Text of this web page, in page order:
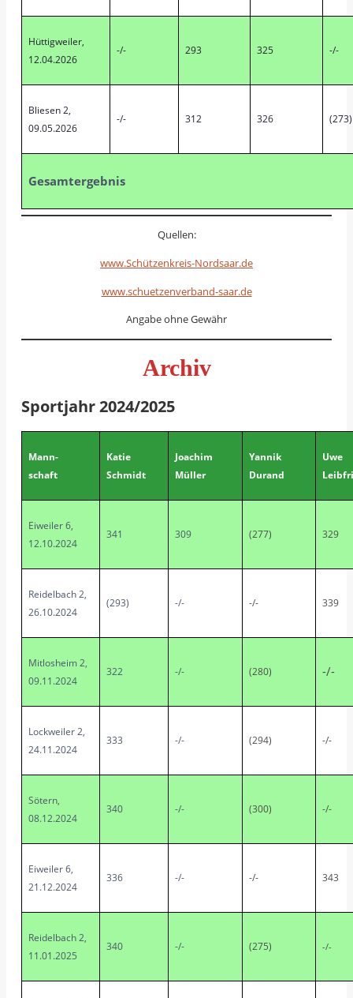
Hüttigweiler,
12.04.2026
-/- 293 325 -/-
Bliesen 2,
09.05.2026
-/- 312 326 (273)
Gesamtergebnis
Quellen:
www.Schützenkreis-Nordsaar.de
www.schuetzenverband-saar.de
Angabe ohne Gewähr
Archiv
Sportjahr 2024/2025
Mann-
schaft
Katie
Schmidt
Joachim
Müller
Yannik
Durand
Uwe
Eiweiler 6,
12.10.2024
341 309 (277) 329
Reidelbach 2,
26.10.2024
(293) -/- -/- 339
Mitlosheim 2,
09.11.2024
322 -/- (280) -/-
Lockweiler 2,
24.11.2024
333 -/- (294) -/-
Sötern,
08.12.2024
340 -/- (300) -/-
Eiweiler 6,
21.12.2024
336 -/- -/- 343
Reidelbach 2,
11.01.2025
340 -/- (275) -/-